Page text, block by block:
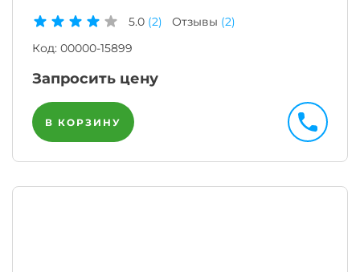
5.0 (2) Отзывы (2)
Код: 00000-15899
Запросить цену
В КОРЗИНУ